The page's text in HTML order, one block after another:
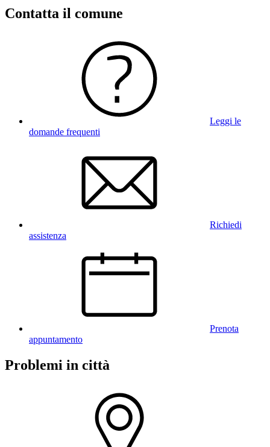
Contatta il comune
Leggi le
domande frequenti
Richiedi
assistenza
Prenota
appuntamento
Problemi in città